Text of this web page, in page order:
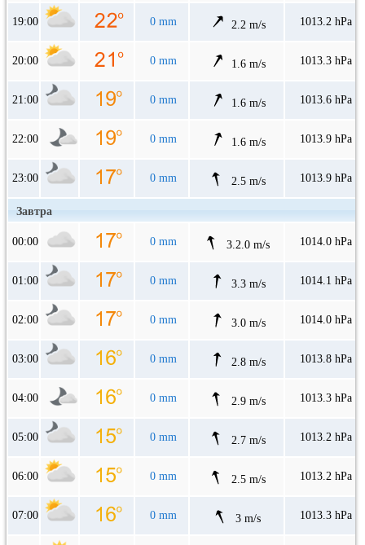
19:00 0 mm 2.2 m/s 1013.2 hPa
20:00 0 mm 1.6 m/s 1013.3 hPa
21:00 0 mm 1.6 m/s 1013.6 hPa
22:00 0 mm 1.6 m/s 1013.9 hPa
23:00 0 mm 2.5 m/s 1013.9 hPa
Завтра
00:00 0 mm 3.2.0 m/s 1014.0 hPa
01:00 0 mm 3.3 m/s 1014.1 hPa
02:00 0 mm 3.0 m/s 1014.0 hPa
03:00 0 mm 2.8 m/s 1013.8 hPa
04:00 0 mm 2.9 m/s 1013.3 hPa
05:00 0 mm 2.7 m/s 1013.2 hPa
06:00 0 mm 2.5 m/s 1013.2 hPa
07:00 0 mm 3 m/s 1013.3 hPa